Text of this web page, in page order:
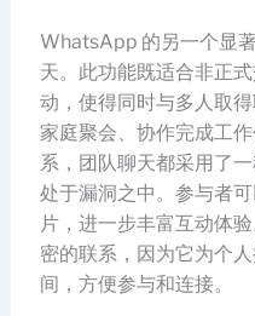
WhatsApp 的另一个显
天。此功能既适合非正
动，使得同时与多人取
家庭聚会、协作完成工
系，团队聊天都采用了
处于漏洞之中。参与者
片，进一步丰富互动体
密的联系，因为它为个
间，方便参与和连接。